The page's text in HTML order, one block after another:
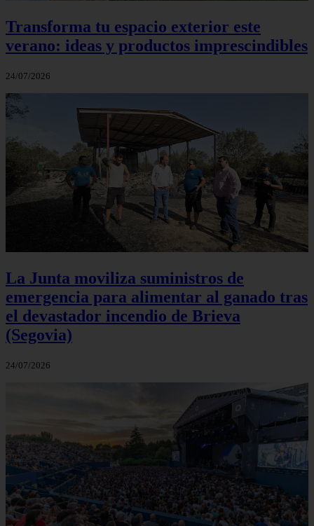
Transforma tu espacio exterior este
verano: ideas y productos imprescindibles
24/07/2026
La Junta moviliza suministros de
emergencia para alimentar al ganado tras
el devastador incendio de Brieva
(Segovia)
24/07/2026